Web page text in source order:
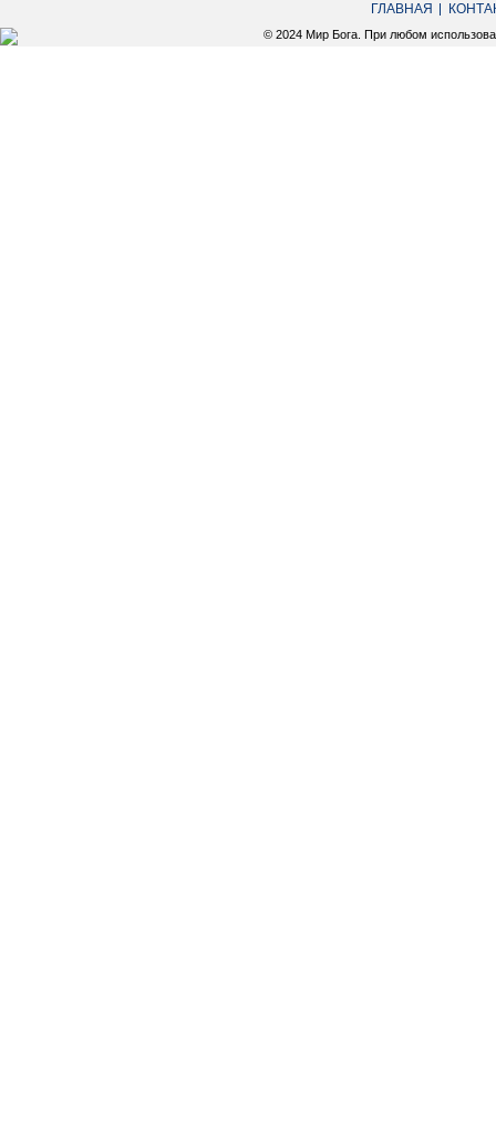
ГЛАВНАЯ
© 2024 Мир Бога. При любом